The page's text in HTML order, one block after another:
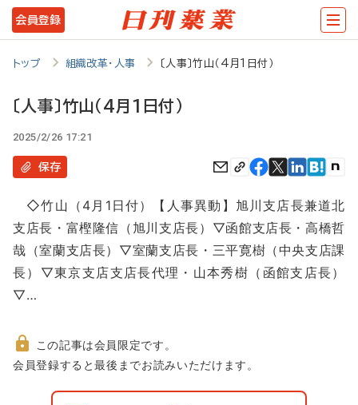
メ
イ
テ
移
会員登録
トップ 組織改革・人事 〔人事〕竹山（4月1日付）
〔人事〕竹山（4月1日付）
2025/2/26 17:21
保存
◇竹山（4月1日付）【人事異動】旭川支店長兼道北
支店長・富樫隆信（旭川支店長）▽函館支店長・高橋哲
哉（室蘭支店長）▽室蘭支店長・三平寛樹（中央支店課
長）▽東京支店支店長代理・山本秀樹（函館支店長）
▽…
非
この記事は会員限定です。
会員登録すると最後までお読みいただけます。